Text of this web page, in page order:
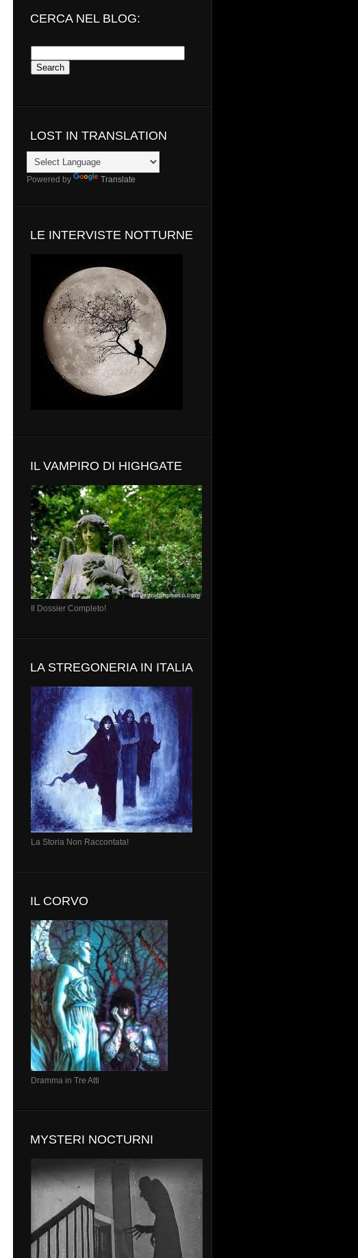
CERCA NEL BLOG:
LOST IN TRANSLATION
Powered by Translate
LE INTERVISTE NOTTURNE
IL VAMPIRO DI HIGHGATE
Il Dossier Completo!
LA STREGONERIA IN ITALIA
La Storia Non Raccontata!
IL CORVO
Dramma in Tre Atti
MYSTERI NOCTURNI